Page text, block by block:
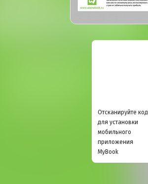
Отсканируйте код
для установки
мобильного
приложения
MyBook